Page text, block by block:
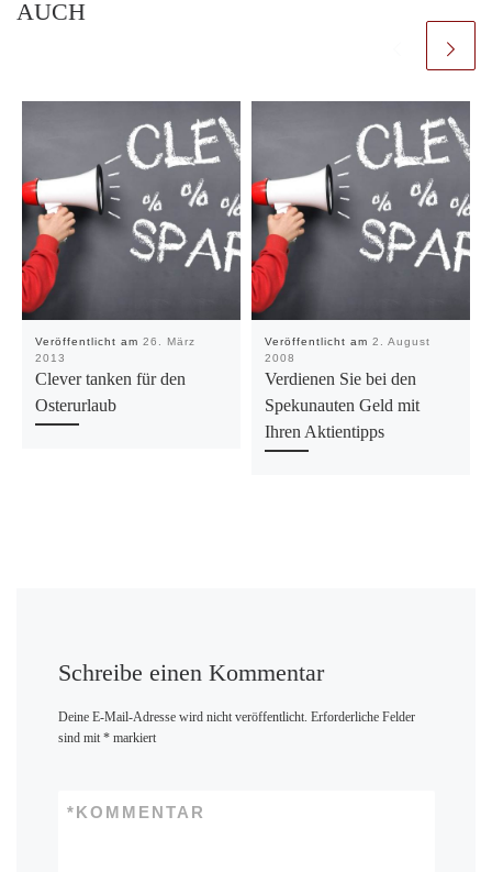
AUCH
Veröffentlicht am 26. März
2013
Clever tanken für den
Osterurlaub
Veröffentlicht am 2. August
2008
Verdienen Sie bei den
Spekunauten Geld mit
Ihren Aktientipps
Schreibe einen Kommentar
Deine E-Mail-Adresse wird nicht veröffentlicht. Erforderliche Felder
sind mit *markiert
KOMMENTAR
*